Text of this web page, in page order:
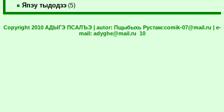
Япэу тыдодзэ (5)
Copyright 2010 АДЫГЭ ПСАЛЪЭ | autor: Пщыбыхь Рустам:comik-07@mail.ru | e-
mail: adyghe@mail.ru 10